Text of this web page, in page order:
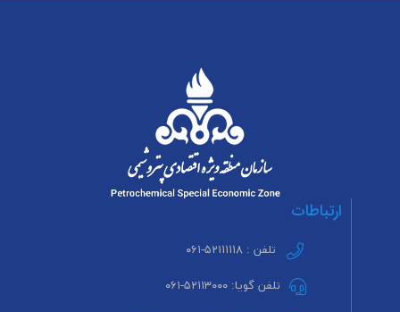
ارتباطات
تلفن : ۵۲۱۱۱۱۱۸-۰۶۱
تلفن گویا: ۵۲۱۱۳۰۰۰-۰۶۱